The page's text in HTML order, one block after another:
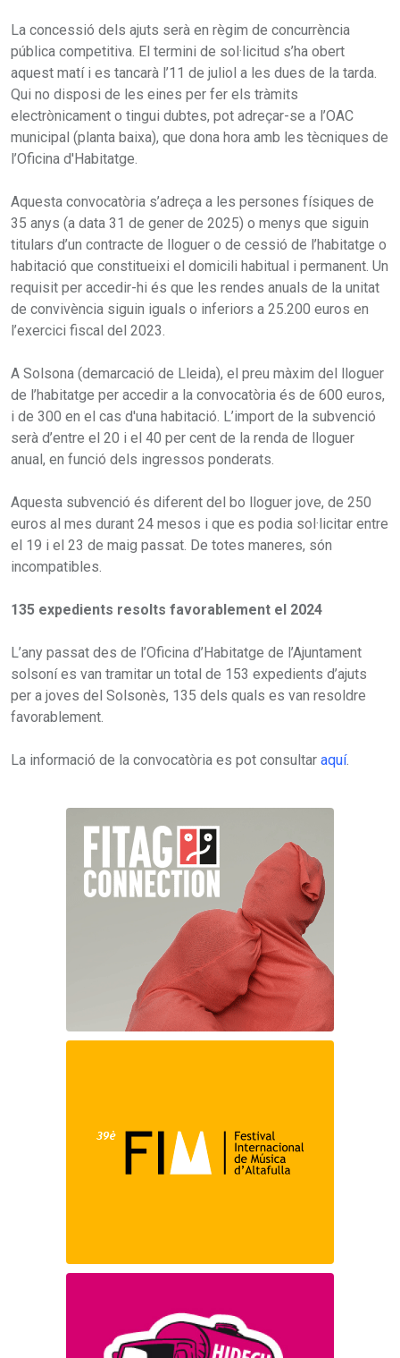
La concessió dels ajuts serà en règim de concurrència
pública competitiva. El termini de sol·licitud s’ha obert
aquest matí i es tancarà l’11 de juliol a les dues de la tarda.
Qui no disposi de les eines per fer els tràmits
electrònicament o tingui dubtes, pot adreçar-se a l’OAC
municipal (planta baixa), que dona hora amb les tècniques de
l’Oficina d'Habitatge.
Aquesta convocatòria s’adreça a les persones físiques de
35 anys (a data 31 de gener de 2025) o menys que siguin
titulars d’un contracte de lloguer o de cessió de l’habitatge o
habitació que constitueixi el domicili habitual i permanent. Un
requisit per accedir-hi és que les rendes anuals de la unitat
de convivència siguin iguals o inferiors a 25.200 euros en
l’exercici fiscal del 2023.
A Solsona (demarcació de Lleida), el preu màxim del lloguer
de l’habitatge per accedir a la convocatòria és de 600 euros,
i de 300 en el cas d'una habitació. L’import de la subvenció
serà d’entre el 20 i el 40 per cent de la renda de lloguer
anual, en funció dels ingressos ponderats.
Aquesta subvenció és diferent del bo lloguer jove, de 250
euros al mes durant 24 mesos i que es podia sol·licitar entre
el 19 i el 23 de maig passat. De totes maneres, són
incompatibles.
135 expedients resolts favorablement el 2024
L’any passat des de l’Oficina d’Habitatge de l’Ajuntament
solsoní es van tramitar un total de 153 expedients d’ajuts
per a joves del Solsonès, 135 dels quals es van resoldre
favorablement.
La informació de la convocatòria es pot consultar aquí.